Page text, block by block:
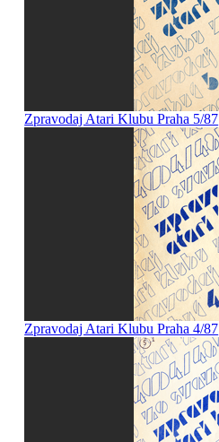
Zpravodaj Atari Klubu Praha 5/87
Zpravodaj Atari Klubu Praha 4/87